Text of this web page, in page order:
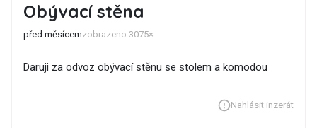
Obývací stěna
před měsícemzobrazeno 3075×
Daruji za odvoz obývací stěnu se stolem a komodou
Nahlásit inzerát